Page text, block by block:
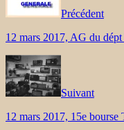
Précédent
12 mars 2017, AG du
Suivant
12 mars 2017, 15e